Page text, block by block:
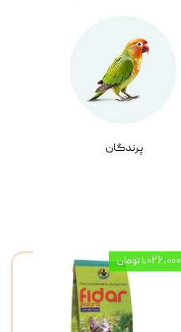
پرندگان
۱,۰۲۶,۰۰۰ تومان